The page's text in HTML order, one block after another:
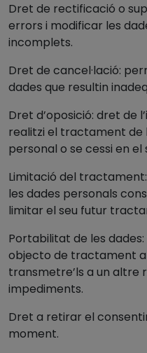
Dret de rectificació o
errors i modificar les
incomplets.
Dret de cancel·lació:
dades que resultin
Dret d’oposició: dret de
realitzi el tractament de
personal o se cessi en
Limitació del
les dades personals
limitar el seu futur
Portabilitat de les
objecto de tractament a
transmetre’ls a un altre
impediments.
Dret a retirar el
moment.